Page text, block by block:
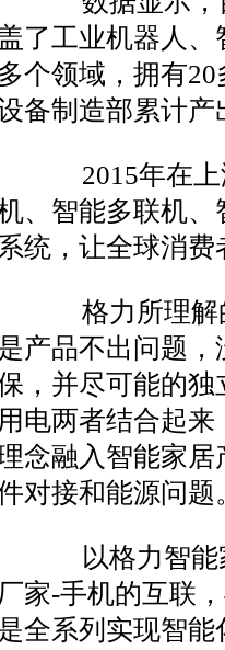
了工业机器人
多个领域，拥有
备制造部累计产
2015年在上
、智能多联机
系统，让全球消
格力所理解的
产品不出问题
，并尽可能的
用电两者结合起
念融入智能家
对接和能源问题
以格力智能家
厂家-手机的互联
全系列实现智